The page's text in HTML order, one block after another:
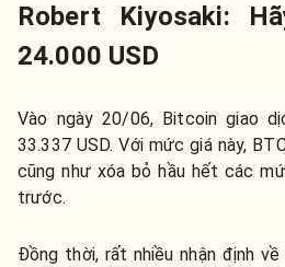
Robert Kiyosaki:
24.000 USD
Vào ngày 20/06, Bitcoin giao
33.337 USD. Với mức giá này,
cũng như xóa bỏ hầu hết các
trước.
Đồng thời, rất nhiều nhận định